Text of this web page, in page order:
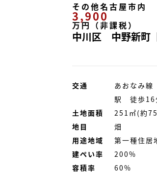
その他名古屋市内
3,900
万円（非課税）
中川区 中野新町
交通
あおなみ線
駅 徒歩16
土地面積
251㎡(約
地目
畑
用途地域
第一種住居
建ぺい率
200%
容積率
60%